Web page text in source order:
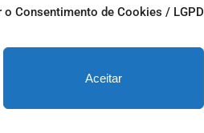
o Consentimento de Cookies / LGPD
Aceitar